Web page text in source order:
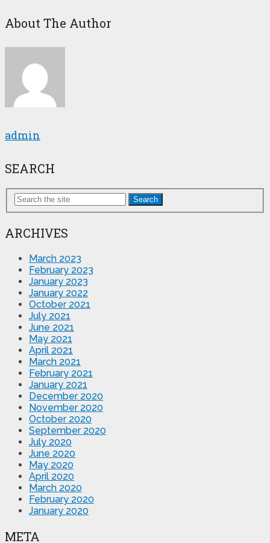
About The Author
admin
SEARCH
Search
ARCHIVES
March 2023
February 2023
January 2023
January 2022
October 2021
July 2021
June 2021
May 2021
April 2021
March 2021
February 2021
January 2021
December 2020
November 2020
October 2020
September 2020
July 2020
June 2020
May 2020
April 2020
March 2020
February 2020
January 2020
META